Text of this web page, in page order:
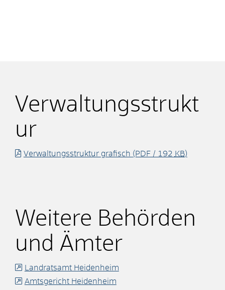
Verwaltungsstrukt
ur
Verwaltungsstruktur grafisch (PDF / 192 KB)
Weitere Behörden
und Ämter
Landratsamt Heidenheim
Amtsgericht Heidenheim